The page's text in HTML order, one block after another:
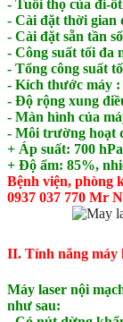
​- Tuổi thọ của đi-
- Cài đặt thời gian
​- Cài đặt sẵn tần
- Công suất tối đa
- Tổng công suất
- Kích thước máy :
- Độ rộng xung
- Màn hình của
- Môi trường hoạt
+ Áp suất: 700
+ Độ ẩm: 85%,
Bệnh viện, phòng
0937 037 770 Mr
II. Tính năng máy
Máy laser nội
như sau: